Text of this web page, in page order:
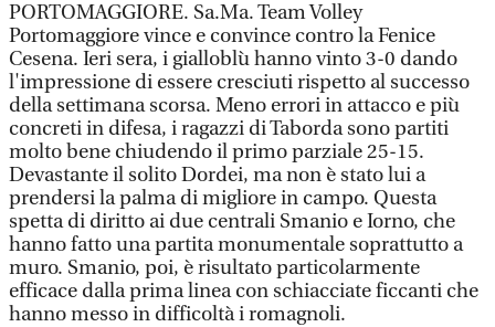
PORTOMAGGIORE. Sa.Ma. Team Volley
Portomaggiore vince e convince contro la Fenice
Cesena. Ieri sera, i gialloblù hanno vinto 3-0 dando
l'impressione di essere cresciuti rispetto al successo
della settimana scorsa. Meno errori in attacco e più
concreti in difesa, i ragazzi di Taborda sono partiti
molto bene chiudendo il primo parziale 25-15.
Devastante il solito Dordei, ma non è stato lui a
prendersi la palma di migliore in campo. Questa
spetta di diritto ai due centrali Smanio e Iorno, che
hanno fatto una partita monumentale soprattutto a
muro. Smanio, poi, è risultato particolarmente
efficace dalla prima linea con schiacciate ficcanti che
hanno messo in difficoltà i romagnoli.